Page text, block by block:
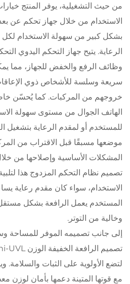
من حيث التشغيلية، يوفر المنتج
الاستخدام من خلال جهاز تحكم عن
بشكل كبير من سهولة الاستخدام
الرعاية. يتيح جهاز التحكم اليدوي
وظائف الرفع والخفض للجهاز، مما
سريعة وسلسة للأشخاص ذوي
خروجهم من المركبات. كما يُحسّن
الهاتف الجوال من مستوى سهولة
للمستخدم أو لمقدم الرعاية بتشغيل
موضعها مسبقًا قبل الاقتراب من
المشكلات الأساسية وإصلاحها من
تصميم نظام التحكم المزدوج هذا
الاستخدام، سواء كان مقدم رعاية
المستخدم يعمل الرافعة بشكل
وخالية من التوتر.
إلى جانب تصميمه الموفر للمساحة
لتضع الأولوية على الثبات والسلامة.
مع قوتها المتينة دعمها بأمان لوزن